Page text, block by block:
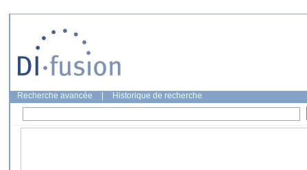
Recherche avancée Historique de recherche